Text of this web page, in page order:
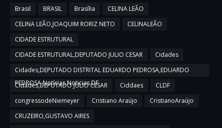
Brasil
BRASIL Brasília
CELINA LEÃO
CELINA LEÃO,JOAQUIM RORIZ NETO
CELINALEÃO
CIDADE ESTRUTURAL
CIDADE ESTRUTURAL,DEPUTADO JULIO CESAR
Cidades
Cidades,DEPUTADO DISTRITAL EDUARDO PEDROSA,EDUARDO
PEDROSA,Notícias,Noticias DF
Cidades,DEPUTADO JULIO CESAR Ciddaes
CLDF
congressodeNiemeyer
Cristiano Araújo
CristianoAraújo
CRUZEIRO,GUSTAVO AIRES